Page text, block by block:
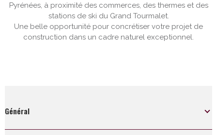
Pyrénées, à proximité des commerces, des thermes et des
stations de ski du Grand Tourmalet.
Une belle opportunité pour concrétiser votre projet de
construction dans un cadre naturel exceptionnel.
Général